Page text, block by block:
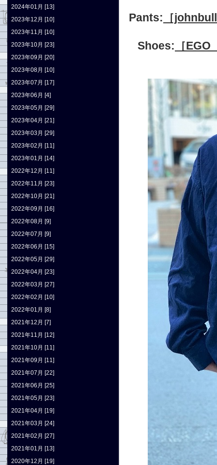
Pants: ［
Shoes: ［
2024年01月 [13]
2023年12月 [10]
2023年11月 [10]
2023年10月 [23]
2023年09月 [20]
2023年08月 [10]
2023年07月 [17]
2023年06月 [4]
2023年05月 [29]
2023年04月 [21]
2023年03月 [29]
2023年02月 [11]
2023年01月 [14]
2022年12月 [11]
2022年11月 [23]
2022年10月 [21]
2022年09月 [16]
2022年08月 [9]
2022年07月 [9]
2022年06月 [15]
2022年05月 [29]
2022年04月 [23]
2022年03月 [27]
2022年02月 [10]
2022年01月 [8]
2021年12月 [7]
2021年11月 [12]
2021年10月 [11]
2021年09月 [11]
2021年07月 [22]
2021年06月 [25]
2021年05月 [23]
2021年04月 [19]
2021年03月 [24]
2021年02月 [27]
2021年01月 [13]
2020年12月 [19]